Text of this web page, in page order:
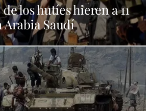
los hutíes hieren a 11
Arabia Saudí